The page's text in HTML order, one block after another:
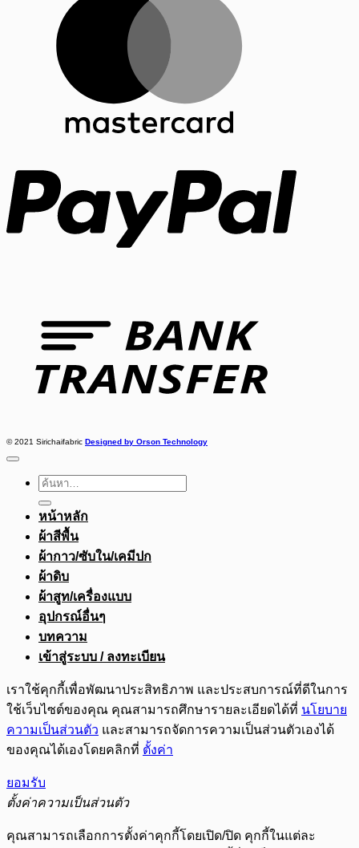
© 2021 Sirichaifabric Designed by Orson Technology
ค้นหา:
หน้าหลัก
ผ้าสีพื้น
ผ้ากาว/ซับใน/เคมีปก
ผ้าดิบ
ผ้าสูท/เครื่องแบบ
อุปกรณ์อื่นๆ
บทความ
เข้าสู่ระบบ / ลงทะเบียน
เราใช้คุกกี้เพื่อพัฒนาประสิทธิภาพ และประสบการณ์ที่ดีในการ
ใช้เว็บไซต์ของคุณ คุณสามารถศึกษารายละเอียดได้ที่ นโยบาย
ความเป็นส่วนตัว และสามารถจัดการความเป็นส่วนตัวเองได้
ของคุณได้เองโดยคลิกที่ ตั้งค่า
ยอมรับ
ตั้งค่าความเป็นส่วนตัว
คุณสามารถเลือกการตั้งค่าคุกกี้โดยเปิด/ปิด คุกกี้ในแต่ละ